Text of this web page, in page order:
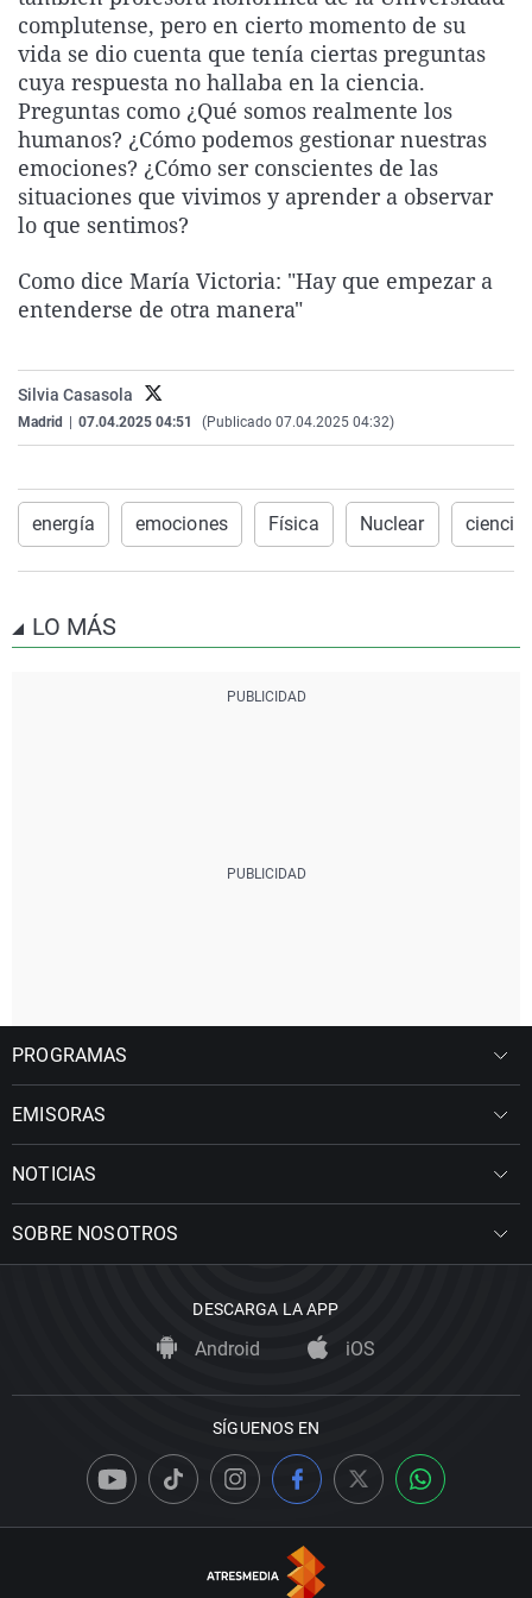
La rosa de los vientos
Gente viajera
Como el perro y el
Caso
Retornados
Equipo de
Operación Viuda
Extremadura
Galicia
La Rioja
Navarra
País Vasco
Virales
Televisión
Elecciones
complutense, pero en cierto momento de su
vida se dio cuenta que tenía ciertas preguntas
cuya respuesta no hallaba en la ciencia.
Preguntas como ¿Qué somos realmente los
humanos? ¿Cómo podemos gestionar nuestras
emociones? ¿Cómo ser conscientes de las
situaciones que vivimos y aprender a observar
lo que sentimos?
Como dice María Victoria: "Hay que empezar a
entenderse de otra manera"
Silvia Casasola
Madrid 07.04.2025 04:51 (Publicado 07.04.2025 04:32)
energía emociones Física Nuclear ciencia
LO MÁS
PROGRAMAS
EMISORAS
NOTICIAS
SOBRE NOSOTROS
DESCARGA LA APP
Android iOS
SÍGUENOS EN